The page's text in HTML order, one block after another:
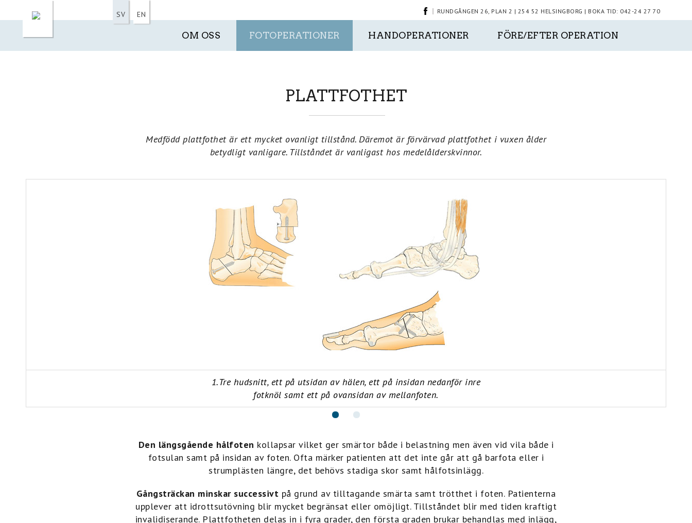
RUNDGÅNGEN 26, PLAN 2 | 254 52 HELSINGBORG | BOKA TID: 042-24 27 70
SV EN
OM OSS FOTOPERATIONER HANDOPERATIONER FÖRE/EFTER OPERATION
PLATTFOTHET
Medfödd plattfothet är ett mycket ovanligt tillstånd. Däremot är förvärvad plattfothet i vuxen ålder
betydligt vanligare. Tillståndet är vanligast hos medelålderskvinnor.
1.Tre hudsnitt, ett på utsidan av hälen, ett på insidan nedanför inre
fotknöl samt ett på ovansidan av mellanfoten.
Den längsgående hålfoten kollapsar vilket ger smärtor både i belastning men även vid vila både i
fotsulan samt på insidan av foten. Ofta märker patienten att det inte går att gå barfota eller i
strumplästen längre, det behövs stadiga skor samt hålfotsinlägg.
Gångsträckan minskar successivt på grund av tilltagande smärta samt trötthet i foten. Patienterna
upplever att idrottsutövning blir mycket begränsat eller omöjligt. Tillståndet blir med tiden kraftigt
invalidiserande. Plattfotheten delas in i fyra grader, den första graden brukar behandlas med inlägg,